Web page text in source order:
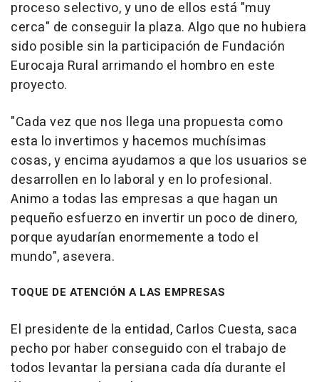
proceso selectivo, y uno de ellos está "muy
cerca" de conseguir la plaza. Algo que no hubiera
sido posible sin la participación de Fundación
Eurocaja Rural arrimando el hombro en este
proyecto.
"Cada vez que nos llega una propuesta como
esta lo invertimos y hacemos muchísimas
cosas, y encima ayudamos a que los usuarios se
desarrollen en lo laboral y en lo profesional.
Animo a todas las empresas a que hagan un
pequeño esfuerzo en invertir un poco de dinero,
porque ayudarían enormemente a todo el
mundo", asevera.
TOQUE DE ATENCIÓN A LAS EMPRESAS
El presidente de la entidad, Carlos Cuesta, saca
pecho por haber conseguido con el trabajo de
todos levantar la persiana cada día durante el